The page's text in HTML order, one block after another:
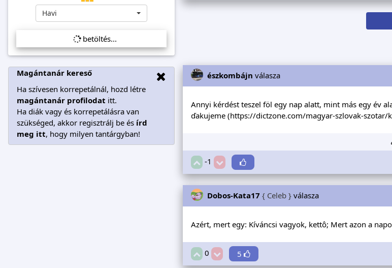
Havi
betöltés...
Magántanár kereső
Ha szívesen korrepetálnál, hozd létre
magántanár profilodat itt.
Ha diák vagy és korrepetálásra van
szükséged, akkor regisztrálj be és írd
meg itt, hogy milyen tantárgyban!
észkombájn válasza
Annyi kérdést teszel föl egy nap alatt, mint más egy év
ďakujeme (https://dictzone.com/magyar-szlovak-szotar/
-1
Dobos-Kata17 { Celeb }válasza
Azért, mert egy: Kíváncsi vagyok, kettô; Mert azon a
0 5